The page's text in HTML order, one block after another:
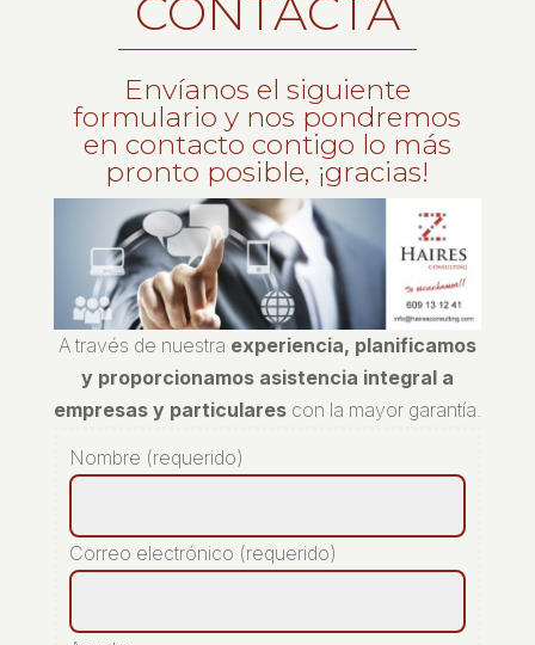
CONTACTA
Envíanos el siguiente
formulario y nos pondremos
en contacto contigo lo más
pronto posible, ¡gracias!
A través de nuestra experiencia, planificamos
y proporcionamos asistencia integral a
empresas y particularescon la mayor garantía.
Nombre (requerido)
Correo electrónico (requerido)